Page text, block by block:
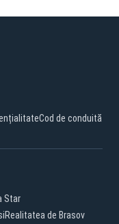
Cod de conduită
Star
Realitatea de Brasov